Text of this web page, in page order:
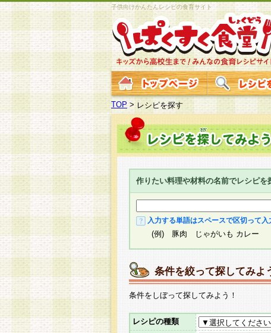
子供向けかんたんレシピの食育サイト
TOP >レシピを探す
作りたい料理や材料の名前でレシピを
入力する単語はスペースで区切って入
(例) 豚肉 じゃがいも カレー
条件を絞って探してみよ
条件をしぼって探してみよう！
レシピの種類